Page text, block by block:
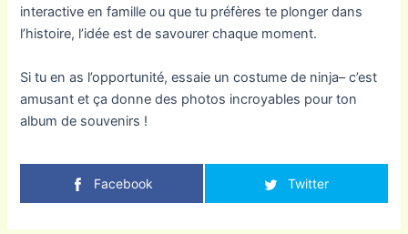
interactive en famille ou que tu préfères te plonger dans
l’histoire, l’idée est de savourer chaque moment.
Si tu en as l’opportunité, essaie un costume de ninja– c’est
amusant et ça donne des photos incroyables pour ton
album de souvenirs !
Facebook Twitter